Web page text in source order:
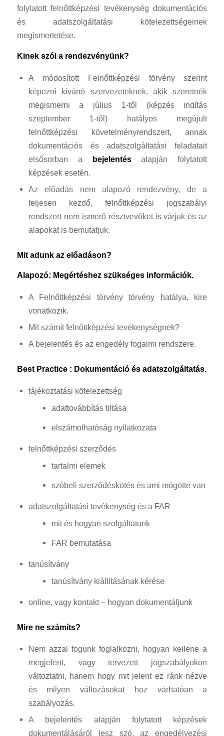
folytatott felnőttképzési tevékenység dokumentációs
és adatszolgáltatási kötelezettségeinek
megismertetése.
Kinek szól a rendezvényünk?
A módosított Felnőttképzési törvény szerint
képezni kívánó szervezeteknek, akik szeretnék
megismerni a július 1-től (képzés indítás
szeptember 1-től) hatályos megújult
felnőttképzési követelményrendszert, annak
dokumentációs és adatszolgáltatási feladatait
elsősorban a bejelentésalapján folytatott
képzések esetén.
Az előadás nem alapozó rendezvény, de a
teljesen kezdő, felnőttképzési jogszabályi
rendszert nem ismerő résztvevőket is várjuk és az
alapokat is bemutatjuk.
Mit adunk az előadáson?
Alapozó: Megértéshez szükséges információk.
A Felnőttképzési törvény törvény hatálya, kire
vonatkozik.
Mit számít felnőttképzési tevékenységnek?
A bejelentés és az engedély fogalmi rendszere.
Best Practice : Dokumentáció és adatszolgáltatás.
tájékoztatási kötelezettség
adattovábbítás tiltása
elszámolhatóság nyilatkozata
felnőttképzési szerződés
tartalmi elemek
szóbeli szerződéskötés és ami mögötte van
adatszolgáltatási tevékenység és a FAR
mit és hogyan szolgáltatunk
FAR bemutatása
tanúsítvány
tanúsítvány kiállításának kérése
online, vagy kontakt – hogyan dokumentáljunk
Mire ne számíts?
Nem azzal fogunk foglalkozni, hogyan kellene a
megjelent, vagy tervezett jogszabályokon
változtatni, hanem hogy mit jelent ez ránk nézve
és milyen változásokat hoz várhatóan a
szabályozás.
A bejelentés alapján folytatott képzések
dokumentálásáról lesz szó, az engedélyezési